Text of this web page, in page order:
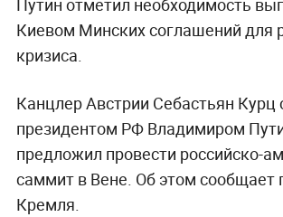
Путин отметил необходимость
Киевом Минских соглашений для
кризиса.
Канцлер Австрии Себастьян Курц
президентом РФ Владимиром
предложил провести российско-
саммит в Вене. Об этом сообщает
Кремля.